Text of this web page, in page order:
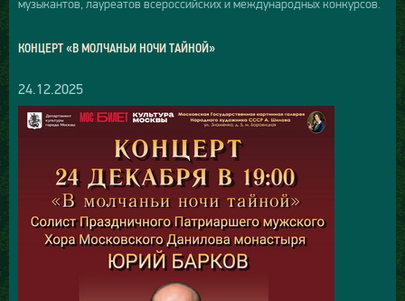
музыкантов, лауреатов всероссийских и международных конкурсов.
КОНЦЕРТ «В МОЛЧАНЬИ НОЧИ ТАЙНОЙ»
24.12.2025